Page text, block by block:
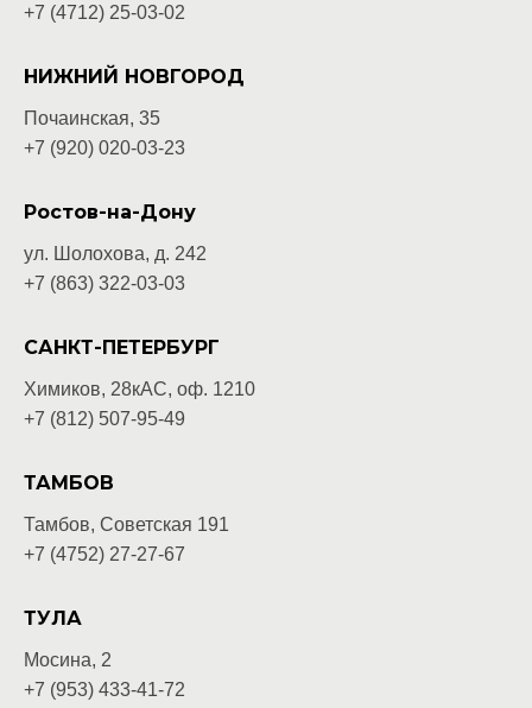
+7 (4712) 25-03-02
НИЖНИЙ НОВГОРОД
Почаинская, 35
+7 (920) 020-03-23
Ростов-на-Дону
ул. Шолохова, д. 242
+7 (863) 322-03-03
САНКТ-ПЕТЕРБУРГ
Химиков, 28кАС, оф. 1210
+7 (812) 507-95-49
ТАМБОВ
Тамбов, Советская 191
+7 (4752) 27-27-67
ТУЛА
Мосина, 2
+7 (953) 433-41-72